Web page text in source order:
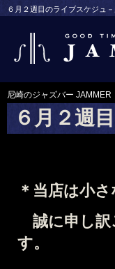
６月２週目のライブスケジュ
尼崎のジャズバー JAMMER
６月２週
＊当店は小
誠に申し
す。